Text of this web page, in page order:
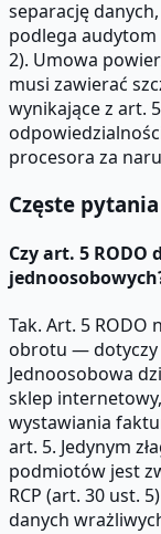
separację
podlega audytom
2). Umowa
musi zawierać
wynikające z art.
procesora za
Częste pytania
Czy art. 5
Tak. Art. 5
obrotu — dotyczy
Jednoosobowa
sklep
wystawiania
art. 5. Jedynym
podmiotów jest
RCP (art. 30 ust.
danych